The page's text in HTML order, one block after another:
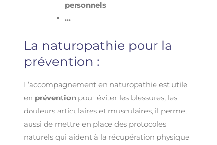
personnels
…
La naturopathie pour la
prévention :
L’accompagnement en naturopathie est utile
en prévention pour éviter les blessures, les
douleurs articulaires et musculaires, il permet
aussi de mettre en place des protocoles
naturels qui aident à la récupération physique